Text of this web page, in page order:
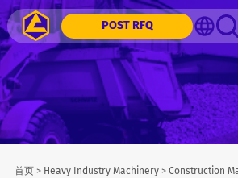
POST RFQ
首页> Heavy Industry Machinery> Construction